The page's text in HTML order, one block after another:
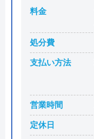
料金
処分費
支払い方法
営業時間
定休日